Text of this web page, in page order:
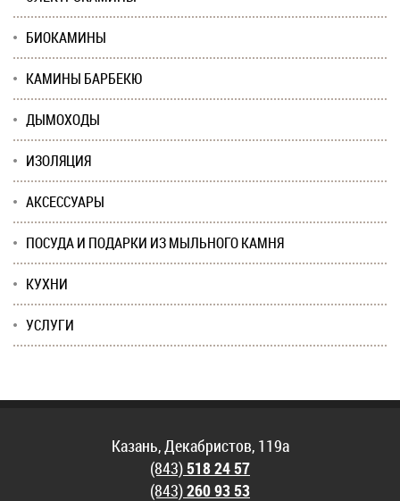
БИОКАМИНЫ
КАМИНЫ БАРБЕКЮ
ДЫМОХОДЫ
ИЗОЛЯЦИЯ
АКСЕССУАРЫ
ПОСУДА И ПОДАРКИ ИЗ МЫЛЬНОГО КАМНЯ
КУХНИ
УСЛУГИ
Казань, Декабристов, 119а
(843)518 24 57
(843)260 93 53